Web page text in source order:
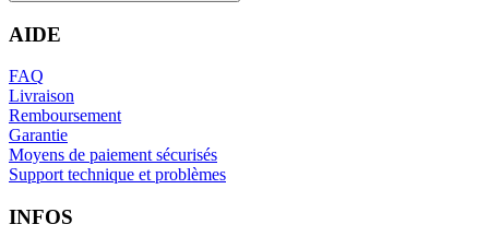
AIDE
FAQ
Livraison
Remboursement
Garantie
Moyens de paiement sécurisés
Support technique et problèmes
INFOS